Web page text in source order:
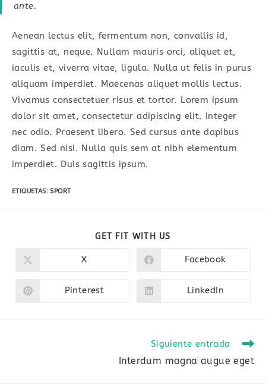
ante.
Aenean lectus elit, fermentum non, convallis id,
sagittis at, neque. Nullam mauris orci, aliquet et,
iaculis et, viverra vitae, ligula. Nulla ut felis in purus
aliquam imperdiet. Maecenas aliquet mollis lectus.
Vivamus consectetuer risus et tortor. Lorem ipsum
dolor sit amet, consectetur adipiscing elit. Integer
nec odio. Praesent libero. Sed cursus ante dapibus
diam. Sed nisi. Nulla quis sem at nibh elementum
imperdiet. Duis sagittis ipsum.
ETIQUETAS:SPORT
GET FIT WITH US
Opens
new
window
X
Opens
new
window
Facebook
Opens
Pinterest
Opens
LinkedIn
Siguiente entrada
Interdum magna augue eget